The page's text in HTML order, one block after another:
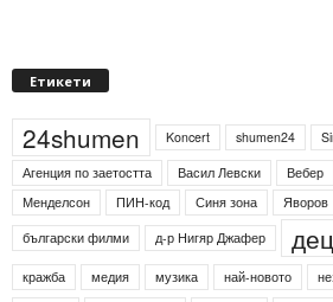
Етикети
24shumen Koncert shumen24
Агенция по заетостта
Васил Левски Вебер
Менделсон
ПИН-код Синя зона Яворов
български филми
д-р Нигяр Джафер
кражба медия музика най-новото